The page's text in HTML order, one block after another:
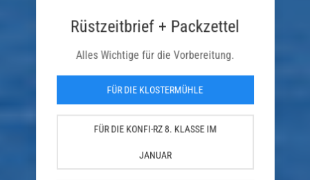
Rüstzeitbrief + Packzettel
Alles Wichtige für die Vorbereitung.
FÜR DIE KLOSTERMÜHLE
FÜR DIE KONFI-RZ 8. KLASSE IM
JANUAR